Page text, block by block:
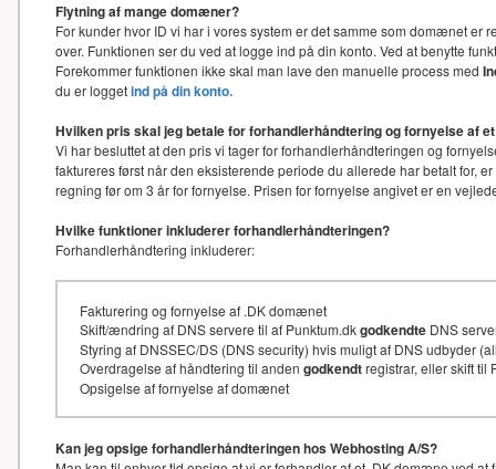
Flytning af mange domæner?
For kunder hvor ID vi har i vores system er det samme som domænet
over. Funktionen ser du ved at logge ind på din konto. Ved at benytte
Forekommer funktionen ikke skal man lave den manuelle process med
du er loggetind på din konto.
Hvilken pris skal jeg betale for forhandlerhåndtering og fornyelse af
Vi har besluttet at den pris vi tager for forhandlerhåndteringen og
faktureres først når den eksisterende periode du allerede har betalt for,
regning før om 3 år for fornyelse. Prisen for fornyelse angivet er en
Hvilke funktioner inkluderer forhandlerhåndteringen?
Forhandlerhåndtering inkluderer:
Fakturering og fornyelse af .DK domænet
Skift/ændring af DNS servere til af Punktum.dkgodkendte DNS
Styring af DNSSEC/DS (DNS security) hvis muligt af DNS udbyder
Overdragelse af håndtering til anden godkendtregistrar, eller skift til
Opsigelse af fornyelse af domænet
Kan jeg opsige forhandlerhåndteringen hos Webhosting A/S?